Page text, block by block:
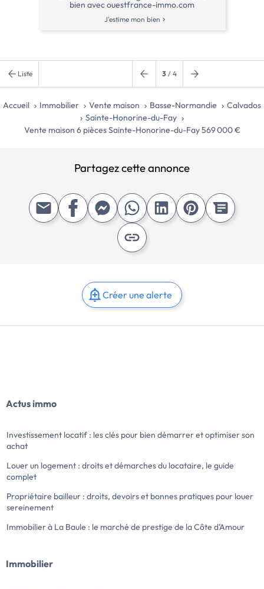
bien avec ouestfrance-immo.com
J'estime mon bien
Liste 3 / 4
Accueil Immobilier Vente maison Basse-Normandie
Calvados
Sainte-Honorine-du-Fay
Vente maison 6 pièces Sainte-Honorine-du-Fay 569 000 €
Partagez cette annonce
Créer une alerte
Actus immo
Investissement locatif : les clés pour bien démarrer et optimiser son
achat
Louer un logement : droits et démarches du locataire, le guide
complet
Propriétaire bailleur : droits, devoirs et bonnes pratiques pour louer
sereinement
Immobilier à La Baule : le marché de prestige de la Côte d’Amour
Immobilier